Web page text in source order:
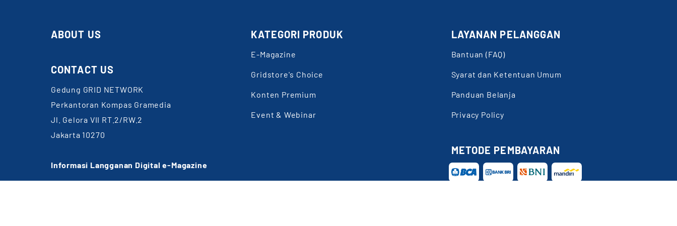
Bantuan?
ABOUT US
CONTACT US
Gedung GRID NETWORK
Perkantoran Kompas Gramedia
Jl. Gelora VII RT.2/RW.2
Jakarta 10270
Informasi Langganan Digital e-Magazine
KATEGORI PRODUK
E-Magazine
Gridstore's Choice
Konten Premium
Event & Webinar
LAYANAN PELANGGAN
Bantuan (FAQ)
Syarat dan Ketentuan Umum
Panduan Belanja
Privacy Policy
METODE PEMBAYARAN